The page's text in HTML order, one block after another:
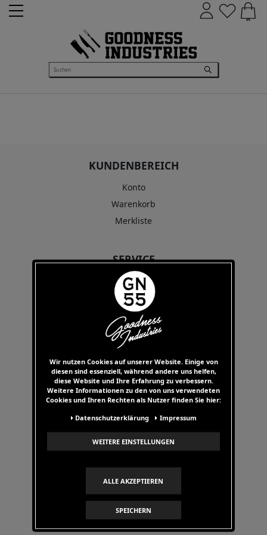
0
KUNDENBEREICH
Konto
Warenkorb
Merkliste
SERVICE
Versandinformationen
Rücksendung
Kontakt
Pflegehinweise
INFORMATIONEN
AGB
Datenschutz
Impressum
VERTRAG WIDERRUFEN
Wir nutzen Cookies auf unserer Website. Einige von
diesen sind essenziell, während andere uns helfen,
diese Website und Ihre Erfahrung zu verbessern.
Weitere Informationen zu den von uns verwendeten
Cookies und Ihren Rechten als Nutzer finden Sie hier:
Daten­schutz­erklärung
Impressum
WEITERE EINSTELLUNGEN
ALLE AKZEPTIEREN
SPEICHERN